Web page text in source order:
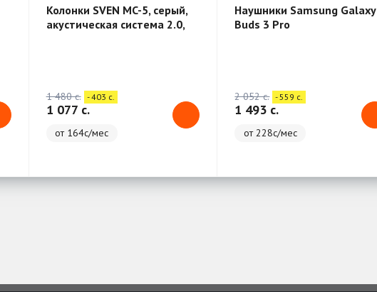
Колонки SVEN MC-5, серый,
акустическая система 2.0,
1 480 c. - 403 c.
1 077 c.
от 164с/мес
Наушники Samsung Galaxy
Buds 3 Pro
2 052 c. - 559 c.
1 493 c.
от 228с/мес